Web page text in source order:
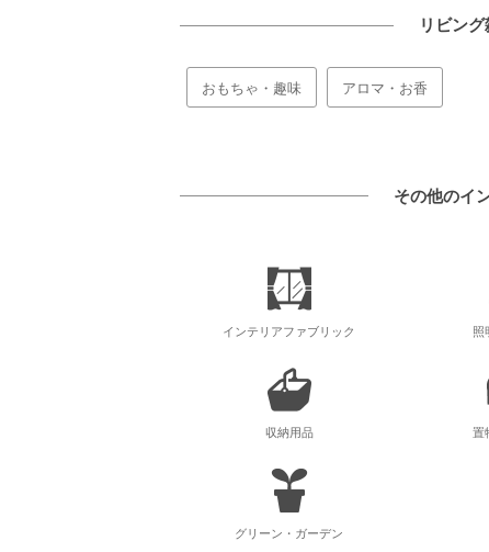
リビン
おもちゃ・趣味 アロマ・お香
その他のイ
インテリアファブリック 照
収納用品 置
グリーン・ガーデン